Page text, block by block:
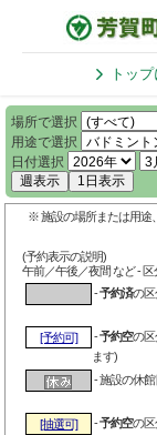
トッ
場所で選択
用途で選択
日付選択
週表示
1日表示
※ 施設の場所または用途
(予約表示の説明)
午前／午後／夜間 など -
-予約済の区
[予約可]
-予約空の区
ます)
- 施設の休館
[抽選可]
-予約空の区